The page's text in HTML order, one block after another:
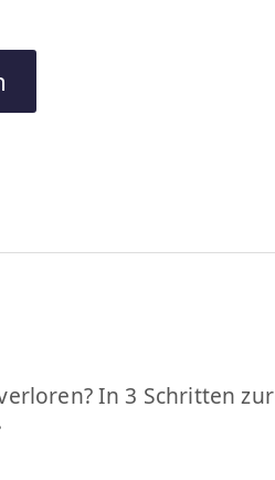
In 3 Schritten zur